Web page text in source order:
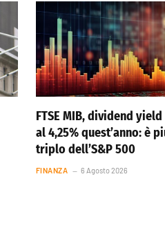
FTSE MIB, dividend
al 4,25% quest’anno: è
triplo dell’S&P 500
FINANZA 6 Agosto 2026